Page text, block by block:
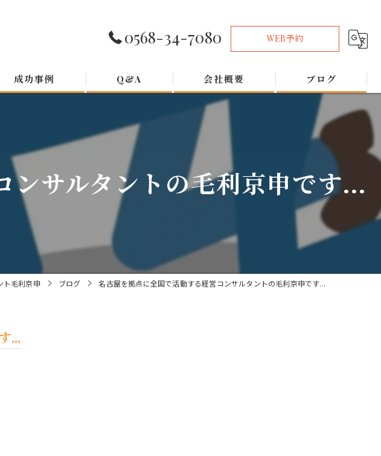
0568-34-7080 WEB予約
成功事例 Q&A 会社概要 ブログ
ンサルタントの毛利京申です...
ト毛利京申 ブログ 名古屋を拠点に全国で活動する経営コンサルタントの毛利京申です...
...